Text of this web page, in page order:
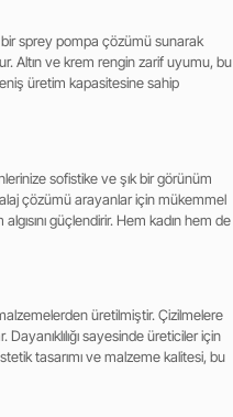
sprey pompa çözümü sunarak
Altın ve krem rengin zarif uyumu, bu
üretim kapasitesine sahip
sofistike ve şık bir görünüm
çözümü arayanlar için mükemmel
güçlendirir. Hem kadın hem de
üretilmiştir. Çizilmelere
sayesinde üreticiler için
tasarımı ve malzeme kalitesi, bu